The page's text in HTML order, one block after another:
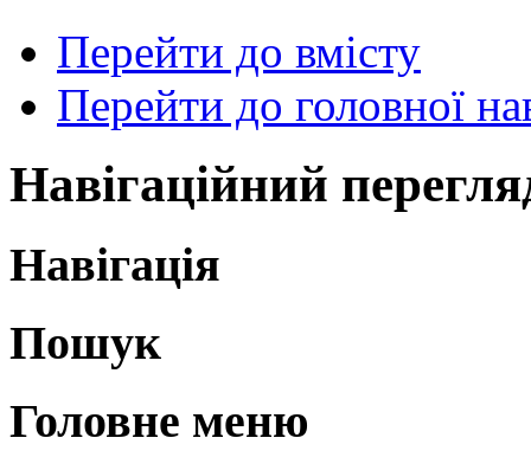
Перейти до вмісту
Перейти до головної
Навігаційний
Навігація
Пошук
Головне меню